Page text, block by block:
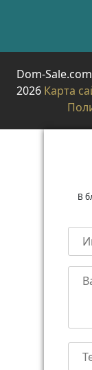
Dom-
2026 Карта
В